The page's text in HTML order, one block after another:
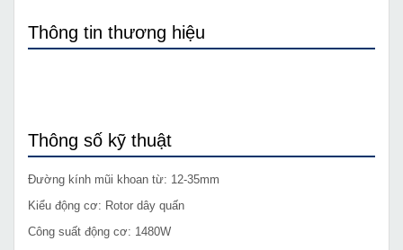
Thông tin thương hiệu
Thông số kỹ thuật
Đường kính mũi khoan từ: 12-35mm
Kiểu động cơ: Rotor dây quấn
Công suất động cơ: 1480W